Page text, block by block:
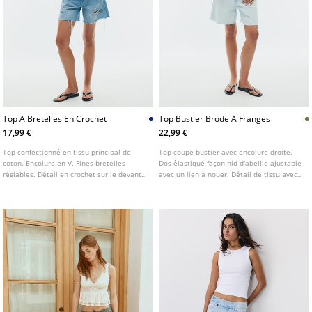
Top A Bretelles En Crochet
17,99 €
Top confectionné en tissu principal de
coton. Encolure en V. Fines bretelles
réglables. Détail en crochet sur le devant
Top Bustier Brode A Franges
22,99 €
Top coupe bustier avec encolure droite.
Dos élastiqué façon nid d'abeille ajustable
avec un lien à nouer. Détail de tissu avec